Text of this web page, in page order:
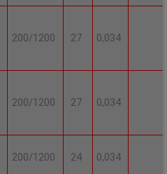
200/1200 27 0,034
200/1200 27 0,034
200/1200 24 0,034